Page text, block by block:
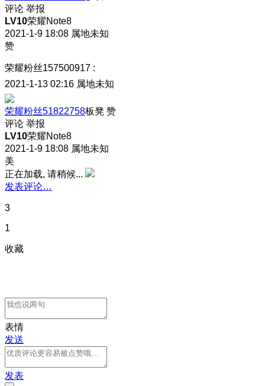
评论 举报
LV10荣耀Note8
2021-1-9 18:08 属地未知
赞
荣耀粉丝157500917 :
2021-1-13 02:16 属地未知
荣耀粉丝51822758板凳 赞
评论 举报
LV10荣耀Note8
2021-1-9 18:08 属地未知
美
正在加载, 请稍候...
发表评论…
3
1
收藏
表情
发送
发表